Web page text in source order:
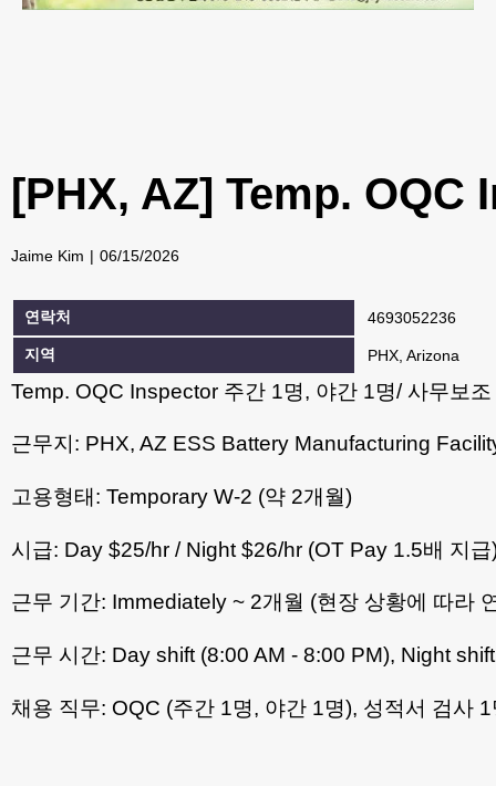
[PHX, AZ] Temp. OQC
Jaime Kim 06/15/2026
연락처 4693052236
지역 PHX, Arizona
Temp. OQC Inspector 주간 1명, 야간 1명/ 사무보
근무지: PHX, AZ ESS Battery Manufacturing
고용형태: Temporary W-2 (약 2개월)
시급: Day $25/hr / Night $26/hr (OT Pay 1.5배 지급
근무 기간: Immediately ~ 2개월 (현장 상황에 따라
근무 시간: Day shift (8:00 AM - 8:00 PM), Night
채용 직무: OQC (주간 1명, 야간 1명), 성적서 검사 1